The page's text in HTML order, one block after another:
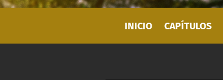
INICIO CAPÍTULOS